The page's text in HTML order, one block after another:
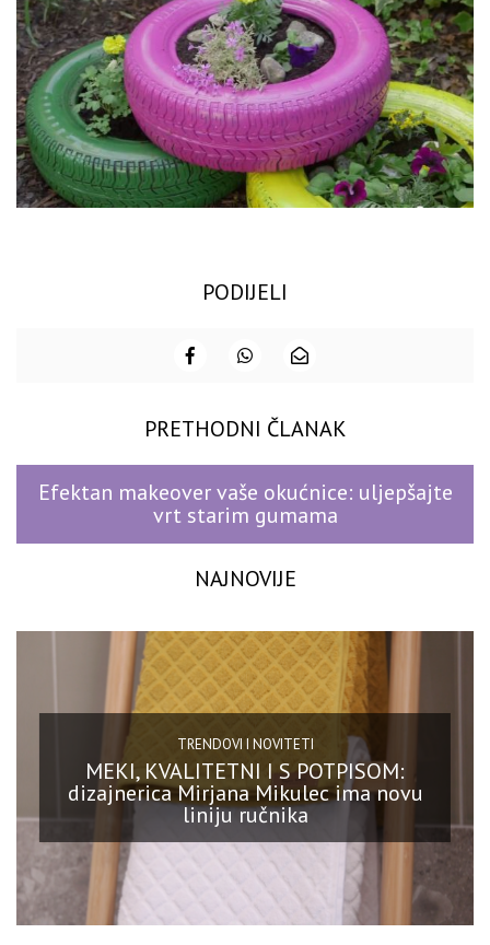
PODIJELI
PRETHODNI ČLANAK
Efektan makeover vaše okućnice: uljepšajte
vrt starim gumama
NAJNOVIJE
TRENDOVI I NOVITETI
MEKI, KVALITETNI I S POTPISOM:
dizajnerica Mirjana Mikulec ima novu
liniju ručnika